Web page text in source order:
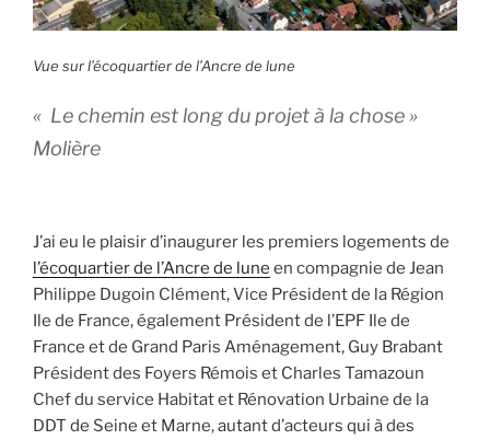
Vue sur l’écoquartier de l’Ancre de lune
« Le chemin est long du projet à la chose »
Molière
J’ai eu le plaisir d’inaugurer les premiers logements de
l’écoquartier de l’Ancre de lune en compagnie de Jean
Philippe Dugoin Clément, Vice Président de la Région
Ile de France, également Président de l’EPF Ile de
France et de Grand Paris Aménagement, Guy Brabant
Président des Foyers Rémois et Charles Tamazoun
Chef du service Habitat et Rénovation Urbaine de la
DDT de Seine et Marne, autant d’acteurs qui à des